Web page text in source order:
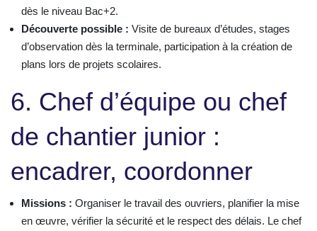
dès le niveau Bac+2.
Découverte possible : Visite de bureaux d’études, stages
d’observation dès la terminale, participation à la création de
plans lors de projets scolaires.
6. Chef d’équipe ou chef
de chantier junior :
encadrer, coordonner
Missions : Organiser le travail des ouvriers, planifier la mise
en œuvre, vérifier la sécurité et le respect des délais. Le chef